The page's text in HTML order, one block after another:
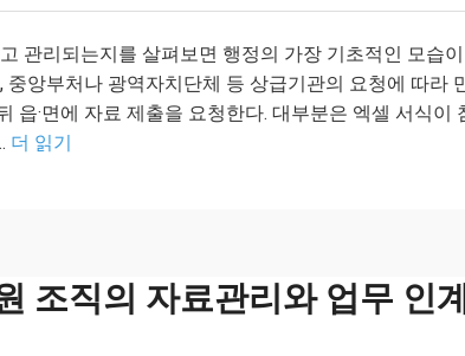
관리되는지를 살펴보면 행정의 가장 기초적인 모습이
앙부처나 광역자치단체 등 상급기관의 요청에 따라
읍·면에 자료 제출을 요청한다. 대부분은 엑셀 서식이
더 읽기
조직의 자료관리와 업무 인